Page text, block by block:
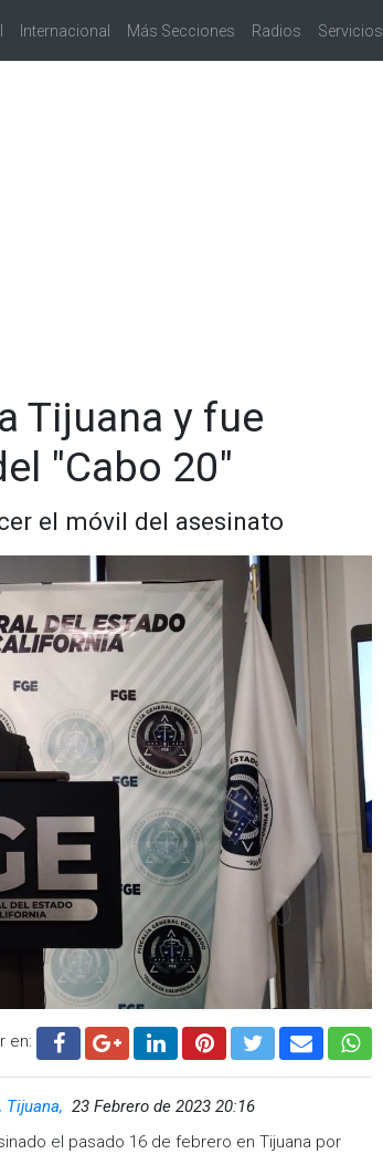
Internacional Más Secciones Radios Servicios
Tijuana y fue
"Cabo 20"
el móvil del asesinato
en:
Tijuana, 23 Febrero de 2023 20:16
el pasado 16 de febrero en Tijuana por